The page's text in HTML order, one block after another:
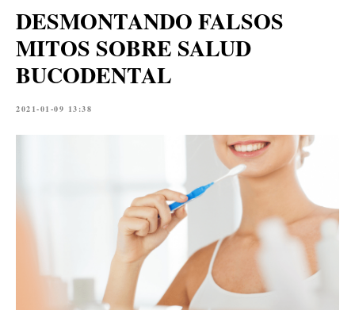
DESMONTANDO FALSOS
MITOS SOBRE SALUD
BUCODENTAL
2021-01-09 13:38